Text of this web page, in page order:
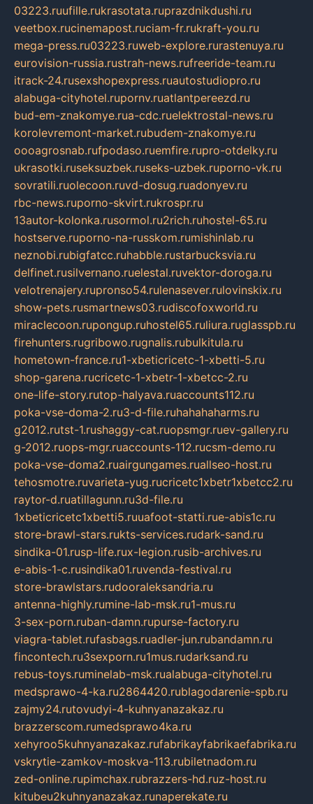
03223.ruufille.rukrasotata.ruprazdnikdushi.ru
veetbox.rucinemapost.ruciam-fr.rukraft-you.ru
mega-press.ru03223.ruweb-explore.rurastenuya.ru
eurovision-russia.rustrah-news.rufreeride-team.ru
itrack-24.rusexshopexpress.ruautostudiopro.ru
alabuga-cityhotel.rupornv.ruatlantpereezd.ru
bud-em-znakomye.rua-cdc.ruelektrostal-news.ru
korolevremont-market.rubudem-znakomye.ru
oooagrosnab.rufpodaso.ruemfire.rupro-otdelky.ru
ukrasotki.ruseksuzbek.ruseks-uzbek.ruporno-vk.ru
sovratili.ruolecoon.ruvd-dosug.ruadonyev.ru
rbc-news.ruporno-skvirt.rukrospr.ru
13autor-kolonka.rusormol.ru2rich.ruhostel-65.ru
hostserve.ruporno-na-russkom.rumishinlab.ru
neznobi.rubigfatcc.ruhabble.rustarbucksvia.ru
delfinet.rusilvernano.ruelestal.ruvektor-doroga.ru
velotrenajery.rupronso54.rulenasever.rulovinskix.ru
show-pets.rusmartnews03.rudiscofoxworld.ru
miraclecoon.rupongup.ruhostel65.ruliura.ruglasspb.ru
firehunters.rugribowo.rugnalis.rubulkitula.ru
hometown-france.ru1-xbeticricetc-1-xbetti-5.ru
shop-garena.rucricetc-1-xbetr-1-xbetcc-2.ru
one-life-story.rutop-halyava.ruaccounts112.ru
poka-vse-doma-2.ru3-d-file.ruhahahaharms.ru
g2012.rutst-1.rushaggy-cat.ruopsmgr.ruev-gallery.ru
g-2012.ruops-mgr.ruaccounts-112.rucsm-demo.ru
poka-vse-doma2.ruairgungames.ruallseo-host.ru
tehosmotre.ruvarieta-yug.rucricetc1xbetr1xbetcc2.ru
raytor-d.ruatillagunn.ru3d-file.ru
1xbeticricetc1xbetti5.ruuafoot-statti.rue-abis1c.ru
store-brawl-stars.rukts-services.rudark-sand.ru
sindika-01.rusp-life.rux-legion.rusib-archives.ru
e-abis-1-c.rusindika01.ruvenda-festival.ru
store-brawlstars.rudooraleksandria.ru
antenna-highly.rumine-lab-msk.ru1-mus.ru
3-sex-porn.ruban-damn.rupurse-factory.ru
viagra-tablet.rufasbags.ruadler-jun.rubandamn.ru
fincontech.ru3sexporn.ru1mus.rudarksand.ru
rebus-toys.ruminelab-msk.rualabuga-cityhotel.ru
medsprawo-4-ka.ru2864420.rublagodarenie-spb.ru
zajmy24.rutovudyi-4-kuhnyanazakaz.ru
brazzerscom.rumedsprawo4ka.ru
xehyroo5kuhnyanazakaz.rufabrikayfabrikaefabrika.ru
vskrytie-zamkov-moskva-113.rubiletnadom.ru
zed-online.rupimchax.rubrazzers-hd.ruz-host.ru
kitubeu2kuhnyanazakaz.runaperekate.ru